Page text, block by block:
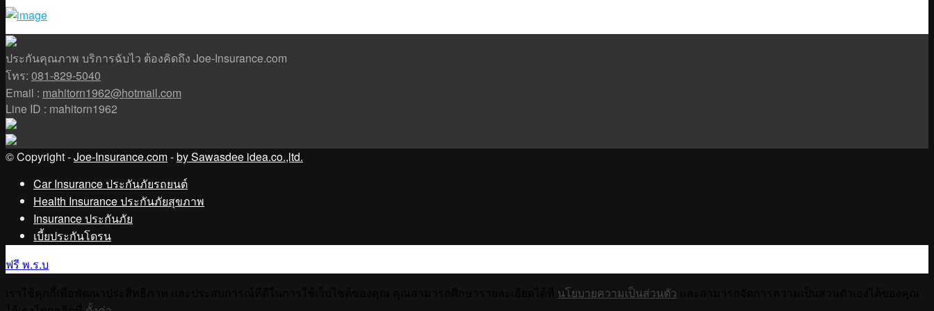
ประกันคุณภาพ บริการฉับไว ต้องคิดถึง Joe-Insurance.com
โทร: 081-829-5040
Email : mahitorn1962@hotmail.com
Line ID : mahitorn1962
© Copyright -Joe-Insurance.com-by Sawasdee idea.co.,ltd.
Car Insurance ประกันภัยรถยนต์
Health Insurance ประกันภัยสุขภาพ
Insurance ประกันภัย
เบี้ยประกันโดรน
ฟรี พ.ร.บ
นโยบายความเป็นส่วนตัว